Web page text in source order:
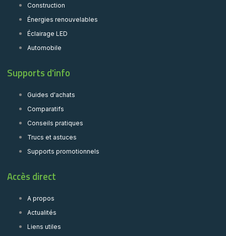
Construction
Énergies renouvelables
Éclairage LED
Automobile
Supports d'info
Guides d'achats
Comparatifs
Conseils pratiques
Trucs et astuces
Supports promotionnels
Accès direct
A propos
Actualités
Liens utiles